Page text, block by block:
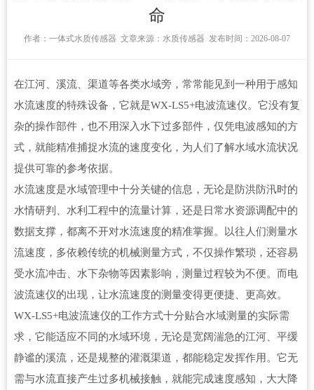
命
作者： 一体式水质传感器 文章来源： 水质传感器 发布时间：2026-08-07
在江河、溪流、渠道等各类水域旁，常常能见到一种用于感知
水流速度的特殊设备，它就是WX-LS5+电波流速仪。它没有复
杂的操作部件，也不用深入水下过多部件，仅凭电波感知的方
式，就能精准捕捉水流的速度变化，为人们了解水域水流状况
提供可靠的参考依据。
水流速度是水域管理中十分关键的信息，无论是防洪防汛时的
水情研判、水利工程中的流量计算，还是日常水资源调配中的
数据支撑，都离不开对水流速度的精准掌握。以往人们测量水
流速度，多依赖传统的机械测量方式，不仅操作繁琐，还容易
受水流冲击、水下杂物等因素影响，测量过程较为不便。而电
波流速仪的出现，让水流速度的测量变得更便捷、更高效。
WX-LS5+电波流速仪的工作方式十分贴合水域测量的实际需
求，它能适应不同的水域环境，无论是宽阔湍急的江河、平缓
静谧的溪流，还是规整的灌溉渠道，都能稳定发挥作用。它无
需与水流直接产生过多机械接触，就能完成速度感知，大大降